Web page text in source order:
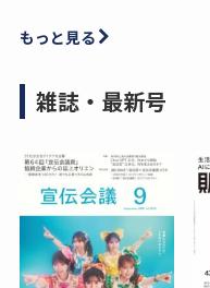
もっと見る
雑誌・最新号